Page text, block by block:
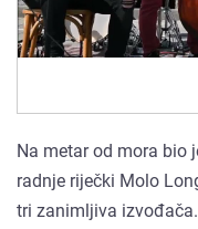
Na metar od mora bio
radnje riječki Molo
tri zanimljiva